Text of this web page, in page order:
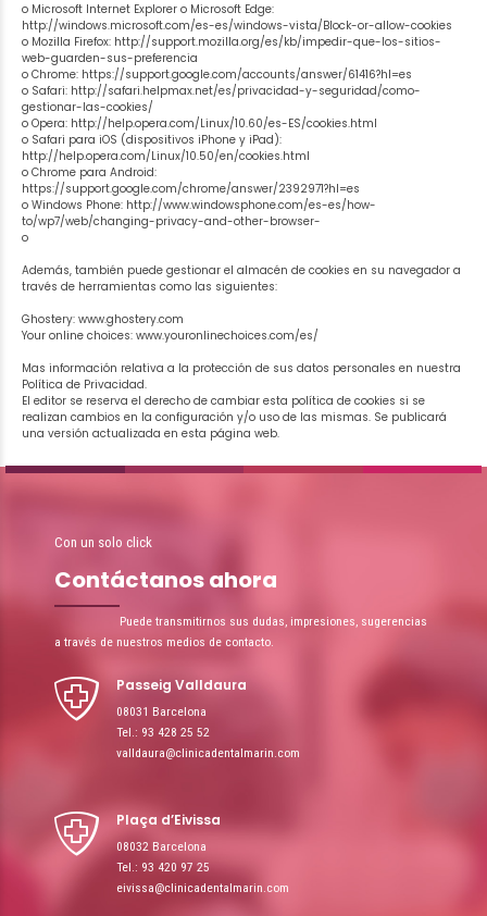
o Microsoft Internet Explorer o Microsoft Edge:
http://windows.microsoft.com/es-es/windows-vista/Block-or-allow-cookies
o Mozilla Firefox: http://support.mozilla.org/es/kb/impedir-que-los-sitios-
web-guarden-sus-preferencia
o Chrome: https://support.google.com/accounts/answer/61416?hl=es
o Safari: http://safari.helpmax.net/es/privacidad-y-seguridad/como-
gestionar-las-cookies/
o Opera: http://help.opera.com/Linux/10.60/es-ES/cookies.html
o Safari para iOS (dispositivos iPhone y iPad):
http://help.opera.com/Linux/10.50/en/cookies.html
o Chrome para Android:
https://support.google.com/chrome/answer/2392971?hl=es
o Windows Phone: http://www.windowsphone.com/es-es/how-
to/wp7/web/changing-privacy-and-other-browser-
o
Además, también puede gestionar el almacén de cookies en su navegador a
través de herramientas como las siguientes:
Ghostery: www.ghostery.com
Your online choices: www.youronlinechoices.com/es/
Mas información relativa a la protección de sus datos personales en nuestra
Política de Privacidad.
El editor se reserva el derecho de cambiar esta política de cookies si se
realizan cambios en la configuración y/o uso de las mismas. Se publicará
una versión actualizada en esta página web.
Con un solo click
Contáctanos ahora
Puede transmitirnos sus dudas, impresiones, sugerencias
a través de nuestros medios de contacto.
Passeig Valldaura
08031 Barcelona
Tel.: 93 428 25 52
valldaura@clinicadentalmarin.com
Plaça d’Eivissa
08032 Barcelona
Tel.: 93 420 97 25
eivissa@clinicadentalmarin.com